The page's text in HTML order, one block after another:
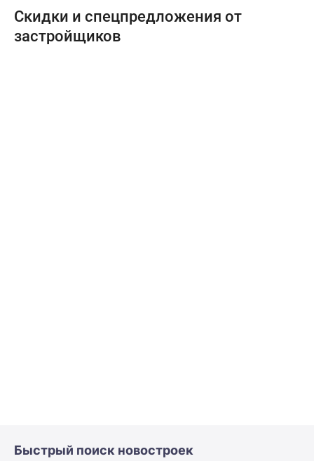
Скидки и спецпредложения от
застройщиков
Быстрый поиск новостроек